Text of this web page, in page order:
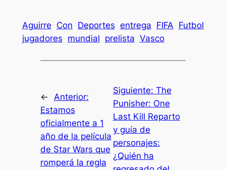
Aguirre Con Deportes entrega FIFA Futbol
jugadores mundial prelista Vasco
← Anterior:
Estamos
oficialmente a 1
año de la película
de Star Wars que
romperá la regla
Siguiente: The
Punisher: One
Last Kill Reparto
y guía de
personajes:
¿Quién ha